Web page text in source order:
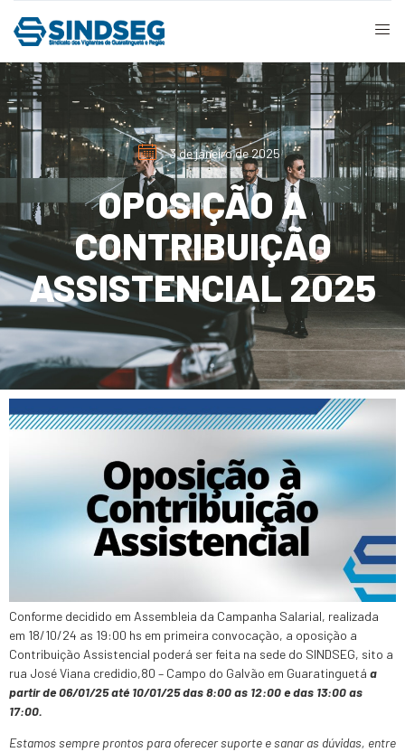
3 de janeiro de 2025
OPOSIÇÃO A
CONTRIBUIÇÃO
ASSISTENCIAL 2025
Conforme decidido em Assembleia da Campanha Salarial, realizada
em 18/10/24 as 19:00 hs em primeira convocação, a oposição a
Contribuição Assistencial poderá ser feita na sede do SINDSEG, sito a
rua José Viana credidio,80 – Campo do Galvão em Guaratinguetá a
partir de 06/01/25 até 10/01/25 das 8:00 as 12:00 e das 13:00 as
17:00.
Estamos sempre prontos para oferecer suporte e sanar as dúvidas, entre